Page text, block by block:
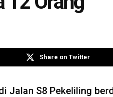
Share on Twitter
Jalan S8 Pekeliling